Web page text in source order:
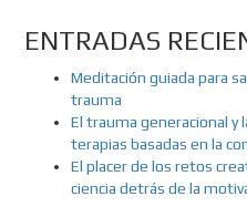
ENTRADAS
Meditación guiada para
trauma
El trauma generacional y
terapias basadas en la
El placer de los retos
ciencia detrás de la